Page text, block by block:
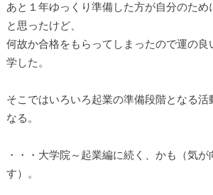
あと１年ゆっくり準備した方が自分のた
と思ったけど、
何故か合格をもらってしまったので運の良
学した。
そこではいろいろ起業の準備段階となる活
なる。
・・・大学院～起業編に続く、かも（気が
す）。